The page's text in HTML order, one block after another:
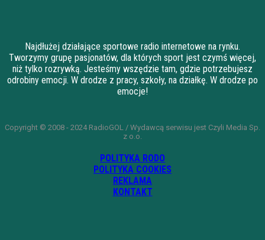
Najdłużej działające sportowe radio internetowe na rynku.
Tworzymy grupę pasjonatów, dla których sport jest czymś więcej,
niż tylko rozrywką. Jesteśmy wszędzie tam, gdzie potrzebujesz
odrobiny emocji. W drodze z pracy, szkoły, na działkę. W drodze po
emocje!
Copyright © 2008 - 2024 RadioGOL / Wydawcą serwisu jest Czyli Media Sp.
z o.o.
POLITYKA RODO
POLITYKA COOKIES
REKLAMA
KONTAKT